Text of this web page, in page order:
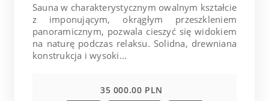
Sauna w charakterystycznym owalnym kształcie
z imponującym, okrągłym przeszkleniem
panoramicznym, pozwala cieszyć się widokiem
na naturę podczas relaksu. Solidna, drewniana
konstrukcja i wysoki...
35 000.00 PLN